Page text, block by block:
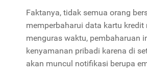
Faktanya, tidak semua orang
memperbaharui data kartu kredit
menguras waktu, pembaharuan
kenyamanan pribadi karena di
akan muncul notifikasi berupa